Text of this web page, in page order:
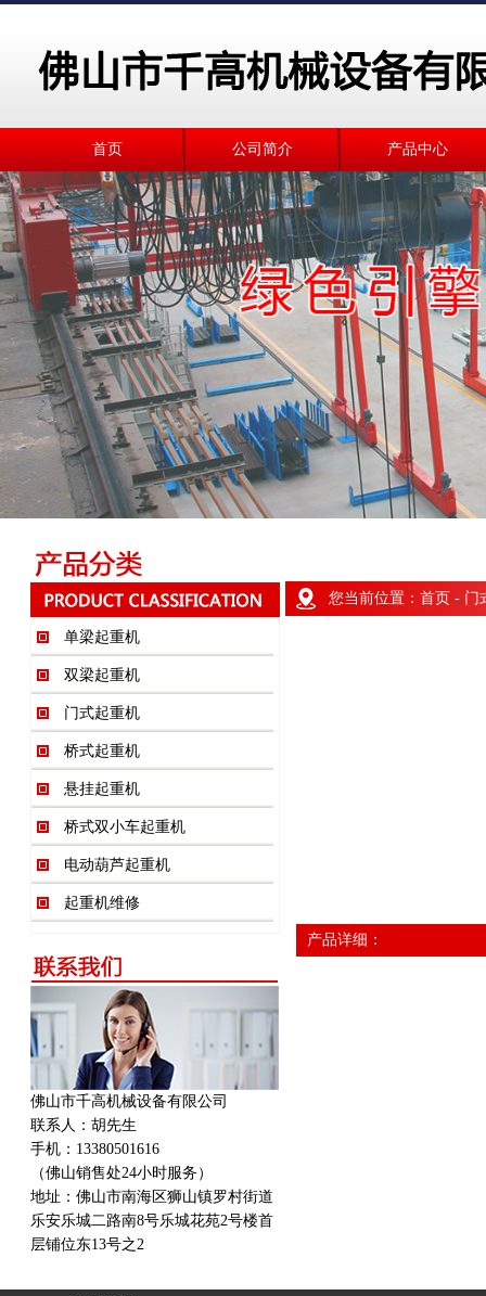
首页 公司简介 产品中心
单梁起重机
双梁起重机
门式起重机
桥式起重机
悬挂起重机
桥式双小车起重机
电动葫芦起重机
起重机维修
佛山市千高机械设备有限公司
联系人：胡先生
手机：13380501616
（佛山销售处24小时服务）
地址： 佛山市南海区狮山镇罗村街道
乐安乐城二路南8号乐城花苑2号楼首
层铺位东13号之2
您当前位置： 首页- 门
产品详细：